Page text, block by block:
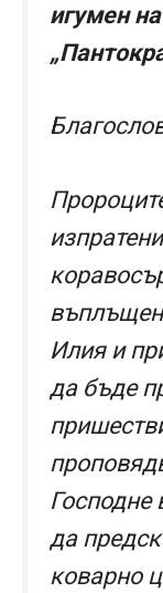
игумен
Илия и
да бъде
Господне
да
коварно